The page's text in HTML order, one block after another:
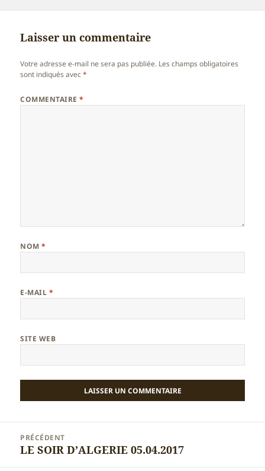
Laisser un commentaire
Votre adresse e-mail ne sera pas publiée. Les champs obligatoires
sont indiqués avec*
COMMENTAIRE*
NOM*
E-MAIL *
SITE WEB
l’article
PRÉCÉDENT
Article
LE SOIR D’ALGERIE 05.04.2017